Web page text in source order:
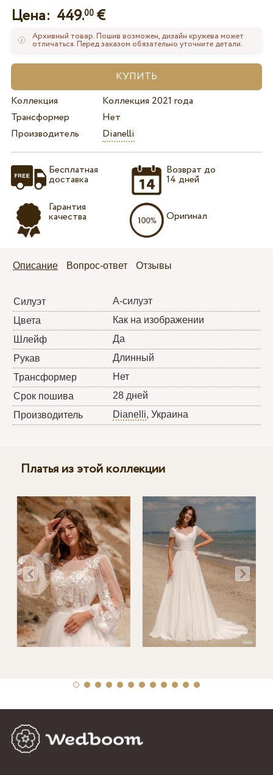
Цена: 449.00€
Архивный товар. Пошив возможен, дизайн кружева может
отличаться. Перед заказом обязательно уточните детали.
Коллекция
Коллекция 2021 года
Трансформер
Нет
Производитель
Dianelli
Бесплатная
доставка
Гарантия
качества
Возврат до
14 дней
Оригинал
Описание Вопрос-ответ Отзывы
Силуэт
А-силуэт
Цвета
Как на изображении
Шлейф
Да
Рукав
Длинный
Трансформер
Нет
Срок пошива
28 дней
Производитель
Dianelli, Украина
Платья из этой коллекции